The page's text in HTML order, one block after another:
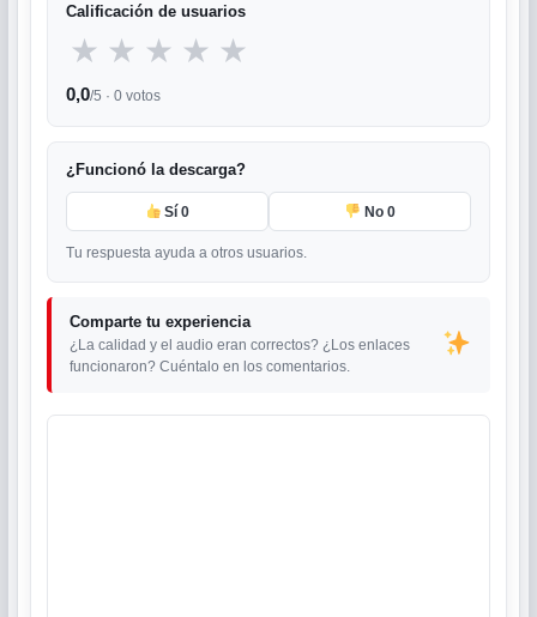
Calificación de usuarios
★ ★ ★ ★ ★
0,0/5 · 0 votos
¿Funcionó la descarga?
Sí0 No 0
Tu respuesta ayuda a otros usuarios.
Comparte tu experiencia
¿La calidad y el audio eran correctos? ¿Los enlaces
funcionaron? Cuéntalo en los comentarios.